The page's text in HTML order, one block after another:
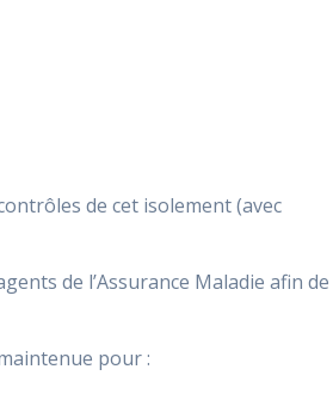
de cet isolement (avec
de l’Assurance Maladie afin de
pour :